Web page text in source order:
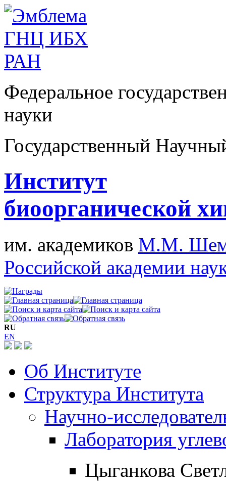
Федеральное
науки
Государственный
Институт
биоорганической
им. академиков М.М.
Российской академии
RU
EN
Об Институте
Структура Института
Научно-
Лаборатория
Цыганкова